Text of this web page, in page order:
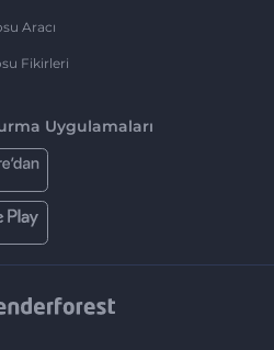
Aracı
Fikirleri
Uygulamaları